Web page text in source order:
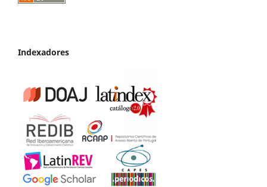
Indexadores